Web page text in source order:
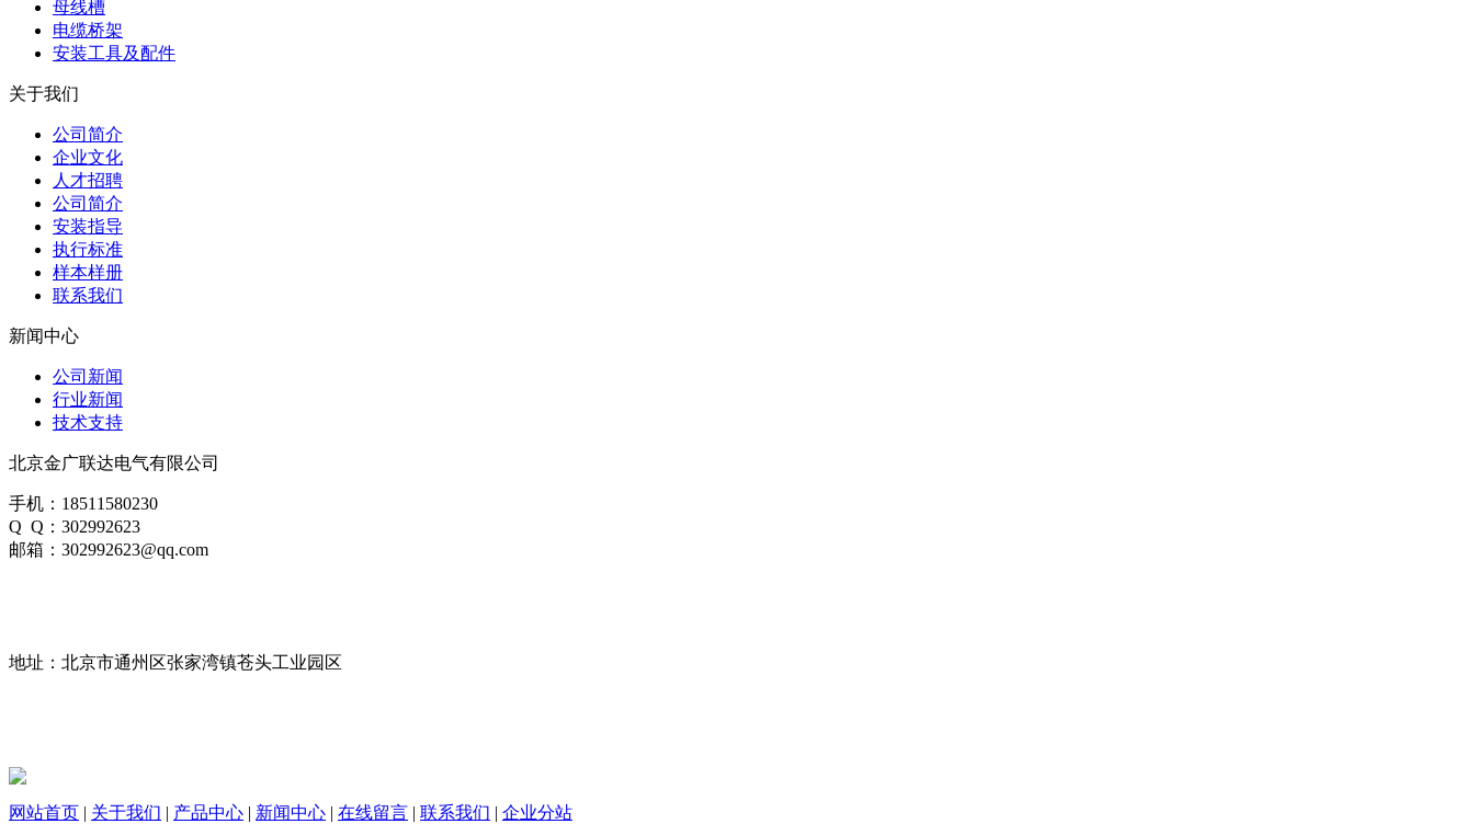
母线槽
电缆桥架
安装工具及配件
关于我们
公司简介
企业文化
人才招聘
公司简介
安装指导
执行标准
样本样册
联系我们
新闻中心
公司新闻
行业新闻
技术支持
北京金广联达电气有限公司
手机：18511580230
Q Q：302992623
邮箱：302992623@qq.com
地址：北京市通州区张家湾镇苍头工业园区
网站首页 | 关于我们 | 产品中心 | 新闻中心 | 在线留言 | 联系我们 | 企业分站